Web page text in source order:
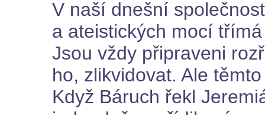
V naší dnešní
a ateistických mocí
Jsou vždy připraveni
ho, zlikvidovat. Ale
Když Báruch řekl